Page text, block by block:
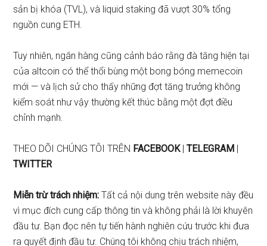
sản bị khóa (TVL), và liquid staking đã vượt 30% tổng
nguồn cung ETH.
Tuy nhiên, ngân hàng cũng cảnh báo rằng đà tăng hiện tại
của altcoin có thể thổi bùng một bong bóng memecoin
mới — và lịch sử cho thấy những đợt tăng trưởng không
kiểm soát như vậy thường kết thúc bằng một đợt điều
chỉnh mạnh.
THEO DÕI CHÚNG TÔI TRÊN FACEBOOK|TELEGRAM |
TWITTER
Miễn trừ trách nhiệm: Tất cả nội dung trên website này đều
vì mục đích cung cấp thông tin và không phải là lời khuyên
đầu tư. Bạn đọc nên tự tiến hành nghiên cứu trước khi đưa
ra quyết định đầu tư. Chúng tôi không chịu trách nhiệm,